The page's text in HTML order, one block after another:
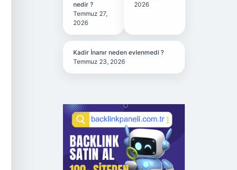
nedir ?
Temmuz 27,
2026
2026
Kadir İnanır neden evlenmedi ?
Temmuz 23, 2026